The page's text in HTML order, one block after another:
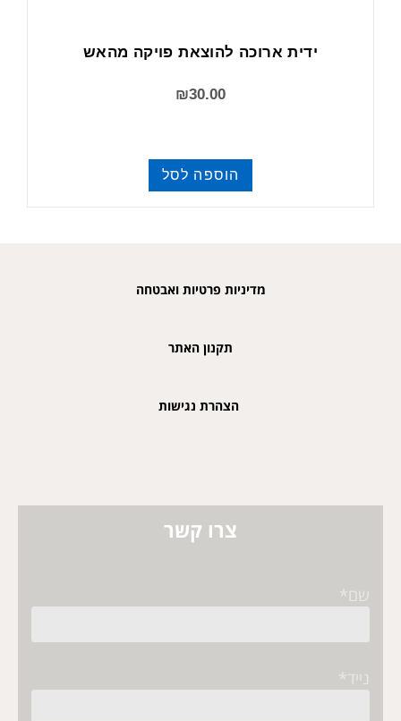
ידית ארוכה להוצאת פויקה מהאש
₪30.00
הוספה לסל
מדיניות פרטיות ואבטחה
תקנון האתר
הצהרת נגישות
צרו קשר
שם*
נייד*